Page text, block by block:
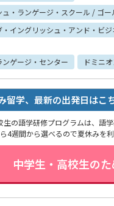
・ランゲージ・スクール / ゴー
イングリッシュ・アンド・ビジ
ゲージ・センター
ドミニ
留学、最新の出発日はこ
生の語学研修プログラムは、語
4週間から選べるので夏休みを
中学生・高校生の